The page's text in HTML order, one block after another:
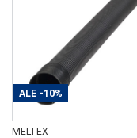
ALE -10%
MELTEX